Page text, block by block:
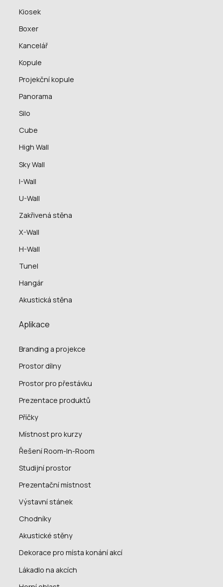
Kiosek
Boxer
Kancelář
Kopule
Projekční kopule
Panorama
Silo
Cube
High Wall
Sky Wall
I-Wall
U-Wall
Zakřivená stěna
X-Wall
H-Wall
Tunel
Hangár
Akustická stěna
Aplikace
Branding a projekce
Prostor dílny
Prostor pro přestávku
Prezentace produktů
Příčky
Místnost pro kurzy
Řešení Room-In-Room
Studijní prostor
Prezentační místnost
Výstavní stánek
Chodníky
Akustické stěny
Dekorace pro místa konání akcí
Lákadlo na akcích